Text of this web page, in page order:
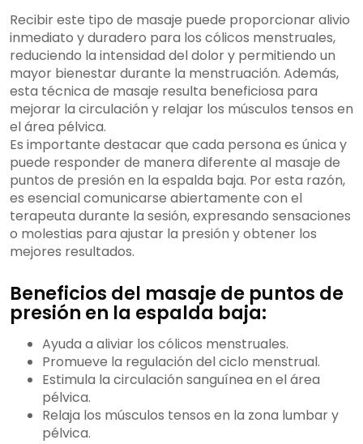
Recibir este tipo de masaje puede proporcionar alivio
inmediato y duradero para los cólicos menstruales,
reduciendo la intensidad del dolor y permitiendo un
mayor bienestar durante la menstruación. Además,
esta técnica de masaje resulta beneficiosa para
mejorar la circulación y relajar los músculos tensos en
el área pélvica.
Es importante destacar que cada persona es única y
puede responder de manera diferente al masaje de
puntos de presión en la espalda baja. Por esta razón,
es esencial comunicarse abiertamente con el
terapeuta durante la sesión, expresando sensaciones
o molestias para ajustar la presión y obtener los
mejores resultados.
Beneficios del masaje de puntos de
presión en la espalda baja:
Ayuda a aliviar los cólicos menstruales.
Promueve la regulación del ciclo menstrual.
Estimula la circulación sanguínea en el área
pélvica.
Relaja los músculos tensos en la zona lumbar y
pélvica.